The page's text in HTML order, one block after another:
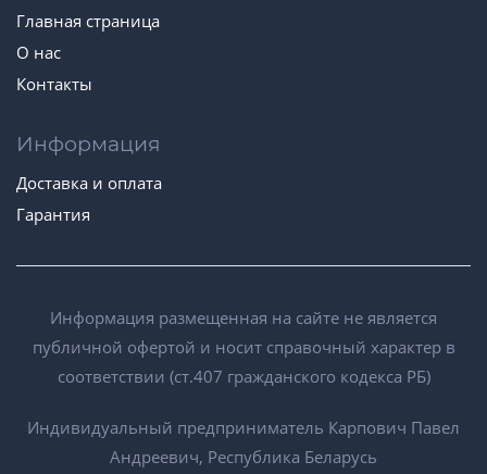
Главная страница
О нас
Контакты
Информация
Доставка и оплата
Гарантия
Информация размещенная на сайте не является
публичной офертой и носит справочный характер в
соответствии (ст.407 гражданского кодекса РБ)
Индивидуальный предприниматель Карпович Павел
Андреевич, Республика Беларусь